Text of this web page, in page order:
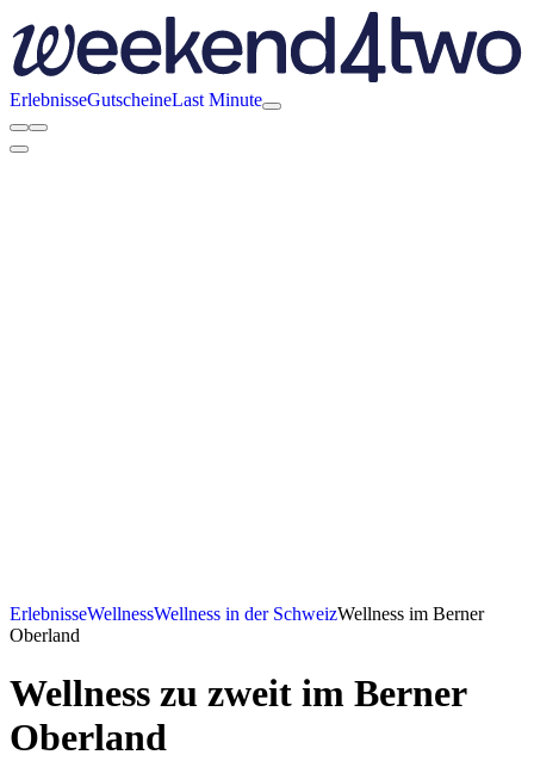
ErlebnisseGutscheineLast Minute
ErlebnisseWellnessWellness in der SchweizWellness im Berner
Oberland
Wellness zu zweit im Berner
Oberland